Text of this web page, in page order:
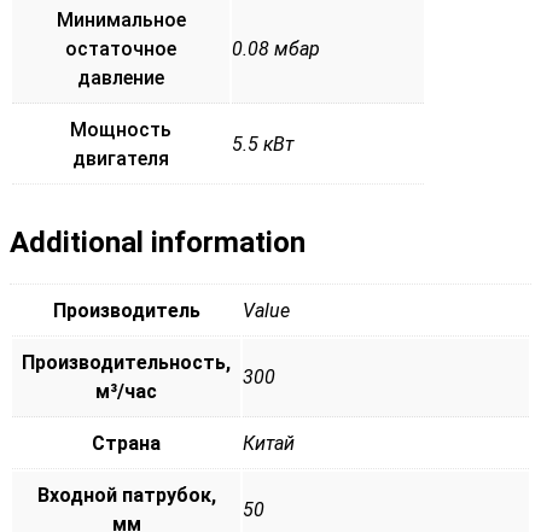
Минимальное
остаточное
давление
0.08 мбар
Мощность
двигателя
5.5 кВт
Additional information
Производитель Value
Производительность,
м³/час
300
Страна Китай
Входной патрубок,
мм
50